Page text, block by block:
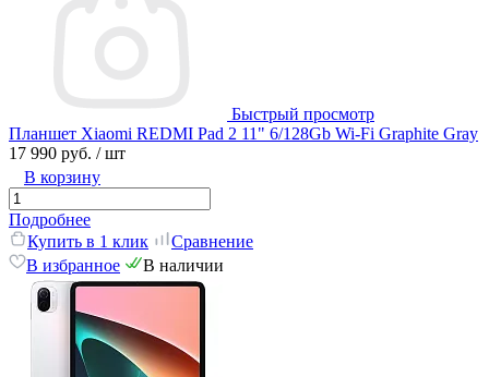
Быстрый просмотр
Планшет Xiaomi REDMI Pad 2 11" 6/128Gb Wi-Fi Graphite Gray
17 990 руб. / шт
В корзину
Подробнее
Купить в 1 клик
Сравнение
В избранное
В наличии